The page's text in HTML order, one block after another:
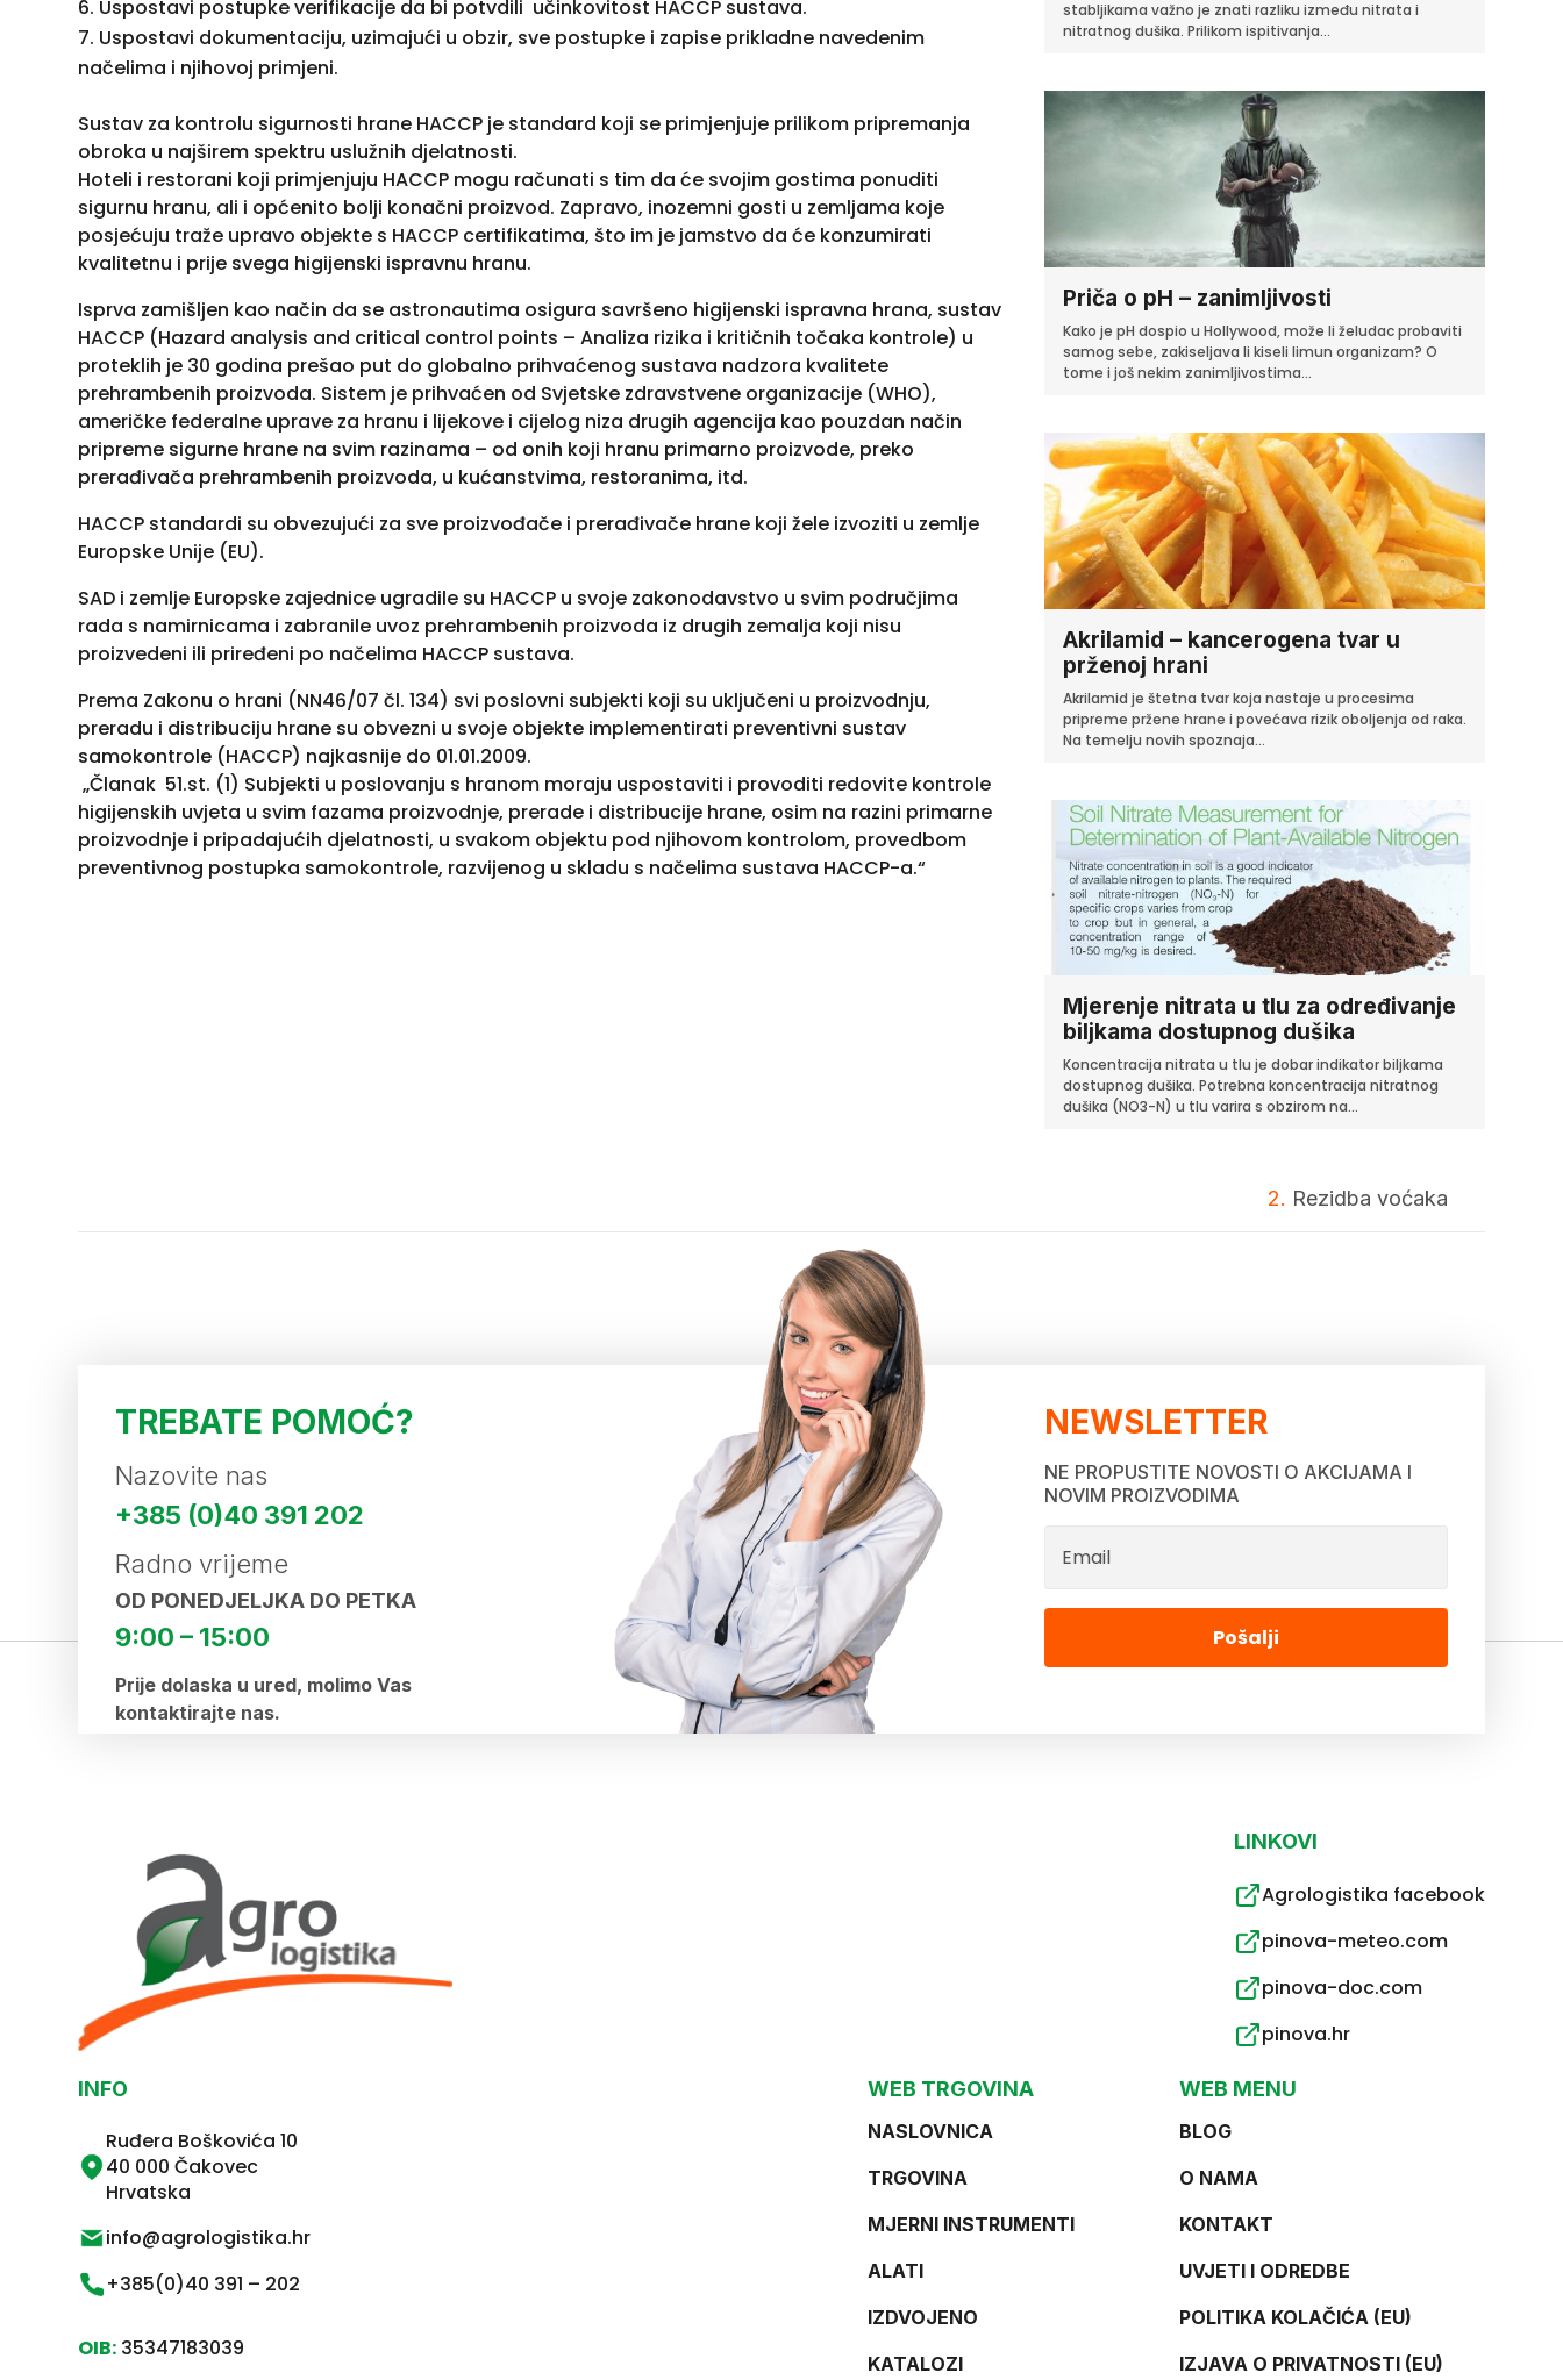
Uspostavi postupke verifikacije da bi potvdili učinkovitost HACCP sustava.
Uspostavi dokumentaciju, uzimajući u obzir, sve postupke i zapise prikladne navedenim
načelima i njihovoj primjeni.
Sustav za kontrolu sigurnosti hrane HACCP je standard koji se primjenjuje prilikom pripremanja
obroka u najširem spektru uslužnih djelatnosti.
Hoteli i restorani koji primjenjuju HACCP mogu računati s tim da će svojim gostima ponuditi
sigurnu hranu, ali i općenito bolji konačni proizvod. Zapravo, inozemni gosti u zemljama koje
posjećuju traže upravo objekte s HACCP certifikatima, što im je jamstvo da će konzumirati
kvalitetnu i prije svega higijenski ispravnu hranu.
Isprva zamišljen kao način da se astronautima osigura savršeno higijenski ispravna hrana, sustav
HACCP (Hazard analysis and critical control points – Analiza rizika i kritičnih točaka kontrole) u
proteklih je 30 godina prešao put do globalno prihvaćenog sustava nadzora kvalitete
prehrambenih proizvoda. Sistem je prihvaćen od Svjetske zdravstvene organizacije (WHO),
američke federalne uprave za hranu i lijekove i cijelog niza drugih agencija kao pouzdan način
pripreme sigurne hrane na svim razinama – od onih koji hranu primarno proizvode, preko
prerađivača prehrambenih proizvoda, u kućanstvima, restoranima, itd.
HACCP standardi su obvezujući za sve proizvođače i prerađivače hrane koji žele izvoziti u zemlje
Europske Unije (EU).
SAD i zemlje Europske zajednice ugradile su HACCP u svoje zakonodavstvo u svim područjima
rada s namirnicama i zabranile uvoz prehrambenih proizvoda iz drugih zemalja koji nisu
proizvedeni ili priređeni po načelima HACCP sustava.
Prema Zakonu o hrani (NN46/07 čl. 134) svi poslovni subjekti koji su uključeni u proizvodnju,
preradu i distribuciju hrane su obvezni u svoje objekte implementirati preventivni sustav
samokontrole (HACCP) najkasnije do 01.01.2009.
„Članak 51.st. (1) Subjekti u poslovanju s hranom moraju uspostaviti i provoditi redovite kontrole
higijenskih uvjeta u svim fazama proizvodnje, prerade i distribucije hrane, osim na razini primarne
proizvodnje i pripadajućih djelatnosti, u svakom objektu pod njihovom kontrolom, provedbom
preventivnog postupka samokontrole, razvijenog u skladu s načelima sustava HACCP-a.“
2. Rezidba voćaka
stabljikama važno je znati razliku između nitrata i
nitratnog dušika. Prilikom ispitivanja...
Priča o pH – zanimljivosti
Kako je pH dospio u Hollywood, može li želudac probaviti
samog sebe, zakiseljava li kiseli limun organizam? O
tome i još nekim zanimljivostima...
Akrilamid – kancerogena tvar u
prženoj hrani
Akrilamid je štetna tvar koja nastaje u procesima
pripreme pržene hrane i povećava rizik oboljenja od raka.
Na temelju novih spoznaja...
Mjerenje nitrata u tlu za određivanje
biljkama dostupnog dušika
Koncentracija nitrata u tlu je dobar indikator biljkama
dostupnog dušika. Potrebna koncentracija nitratnog
dušika (NO3-N) u tlu varira s obzirom na...
TREBATE POMOĆ?
Nazovite nas
+385 (0)40 391 202
Radno vrijeme
OD PONEDJELJKA DO PETKA
9:00 – 15:00
Prije dolaska u ured, molimo Vas
kontaktirajte nas.
NEWSLETTER
NE PROPUSTITE NOVOSTI O AKCIJAMA I
NOVIM PROIZVODIMA
Pošalji
INFO
Ruđera Boškovića 10
40 000 Čakovec
Hrvatska
info@agrologistika.hr
+385(0)40 391 – 202
OIB: 35347183039
LINKOVI
Agrologistika facebook
pinova-meteo.com
pinova-doc.com
pinova.hr
WEB TRGOVINA
NASLOVNICA
TRGOVINA
MJERNI INSTRUMENTI
ALATI
IZDVOJENO
KATALOZI
WEB MENU
BLOG
O NAMA
KONTAKT
UVJETI I ODREDBE
POLITIKA KOLAČIĆA (EU)
IZJAVA O PRIVATNOSTI (EU)